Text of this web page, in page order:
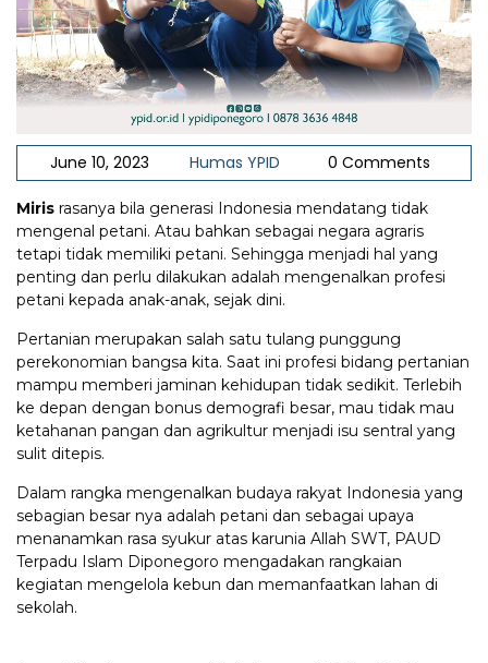
June 10, 2023 Humas YPID 0 Comments
Miris rasanya bila generasi Indonesia mendatang tidak
mengenal petani. Atau bahkan sebagai negara agraris
tetapi tidak memiliki petani. Sehingga menjadi hal yang
penting dan perlu dilakukan adalah mengenalkan profesi
petani kepada anak-anak, sejak dini.
Pertanian merupakan salah satu tulang punggung
perekonomian bangsa kita. Saat ini profesi bidang pertanian
mampu memberi jaminan kehidupan tidak sedikit. Terlebih
ke depan dengan bonus demografi besar, mau tidak mau
ketahanan pangan dan agrikultur menjadi isu sentral yang
sulit ditepis.
Dalam rangka mengenalkan budaya rakyat Indonesia yang
sebagian besar nya adalah petani dan sebagai upaya
menanamkan rasa syukur atas karunia Allah SWT, PAUD
Terpadu Islam Diponegoro mengadakan rangkaian
kegiatan mengelola kebun dan memanfaatkan lahan di
sekolah.